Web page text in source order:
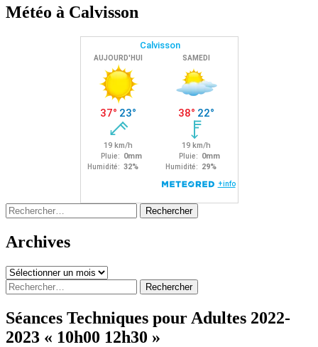
Météo à Calvisson
Rechercher :
Archives
Archives
Rechercher :
Séances Techniques pour Adultes 2022-
2023 « 10h00 12h30 »